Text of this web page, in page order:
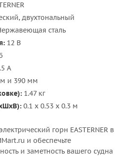
двухтональный
сталь
12 В
А
и 390 мм
1.47 кг
0.1 x 0.53 x 0.3 м
горн EASTERNER в
и обеспечьте
и заметность вашего судна